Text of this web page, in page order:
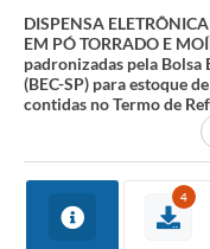
Relatórios
DISPENSA
EM PÓ TORRADO E
padronizadas pela Bolsa
(BEC-SP) para estoque
contidas no Termo de
4